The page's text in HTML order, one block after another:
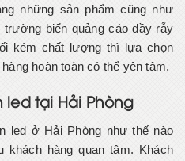
những sản phẩm cũng như
biển quảng cáo đầy rẫy
kém chất lượng thì lựa chọn
hoàn toàn có thể yên tâm.
led tại Hải Phòng
led ở Hải Phòng như thế nào
khách hàng quan tâm. Khách